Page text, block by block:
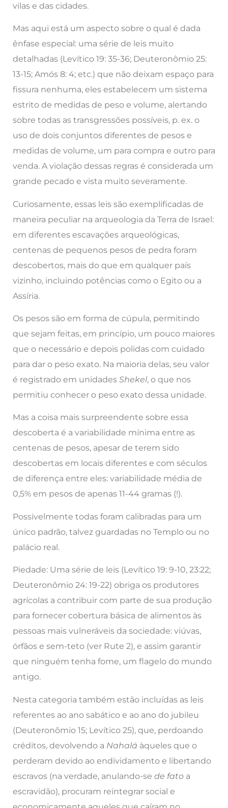
vilas e das cidades.
Mas aqui está um aspecto sobre o qual é dada
ênfase especial: uma série de leis muito
detalhadas (Levítico 19: 35-36; Deuteronômio 25:
13-15; Amós 8: 4; etc.) que não deixam espaço para
fissura nenhuma, eles estabelecem um sistema
estrito de medidas de peso e volume, alertando
sobre todas as transgressões possíveis, p. ex. o
uso de dois conjuntos diferentes de pesos e
medidas de volume, um para compra e outro para
venda. A violação dessas regras é considerada um
grande pecado e vista muito severamente.
Curiosamente, essas leis são exemplificadas de
maneira peculiar na arqueologia da Terra de Israel:
em diferentes escavações arqueológicas,
centenas de pequenos pesos de pedra foram
descobertos, mais do que em qualquer país
vizinho, incluindo potências como o Egito ou a
Assíria.
Os pesos são em forma de cúpula, permitindo
que sejam feitas, em princípio, um pouco maiores
que o necessário e depois polidas com cuidado
para dar o peso exato. Na maioria delas, seu valor
é registrado em unidades Shekel, o que nos
permitiu conhecer o peso exato dessa unidade.
Mas a coisa mais surpreendente sobre essa
descoberta é a variabilidade mínima entre as
centenas de pesos, apesar de terem sido
descobertas em locais diferentes e com séculos
de diferença entre eles: variabilidade média de
0,5% em pesos de apenas 11-44 gramas (!).
Possivelmente todas foram calibradas para um
único padrão, talvez guardadas no Templo ou no
palácio real.
Piedade: Uma série de leis (Levítico 19: 9-10, 23:22;
Deuteronômio 24: 19-22) obriga os produtores
agrícolas a contribuir com parte de sua produção
para fornecer cobertura básica de alimentos às
pessoas mais vulneráveis da sociedade: viúvas,
órfãos e sem-teto (ver Rute 2), e assim garantir
que ninguém tenha fome, um flagelo do mundo
antigo.
Nesta categoria também estão incluídas as leis
referentes ao ano sabático e ao ano do jubileu
(Deuteronômio 15; Levítico 25), que, perdoando
créditos, devolvendo a Nahalá àqueles que o
perderam devido ao endividamento e libertando
escravos (na verdade, anulando-se de fato a
escravidão), procuram reintegrar social e